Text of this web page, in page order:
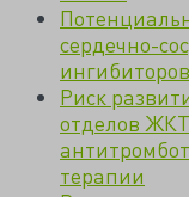
сердечно-
Риск
отделов
терапии